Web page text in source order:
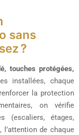
sans
?
touches protégées,
installées, chaque
la protection
on vérifie
(escaliers, étages,
de chaque